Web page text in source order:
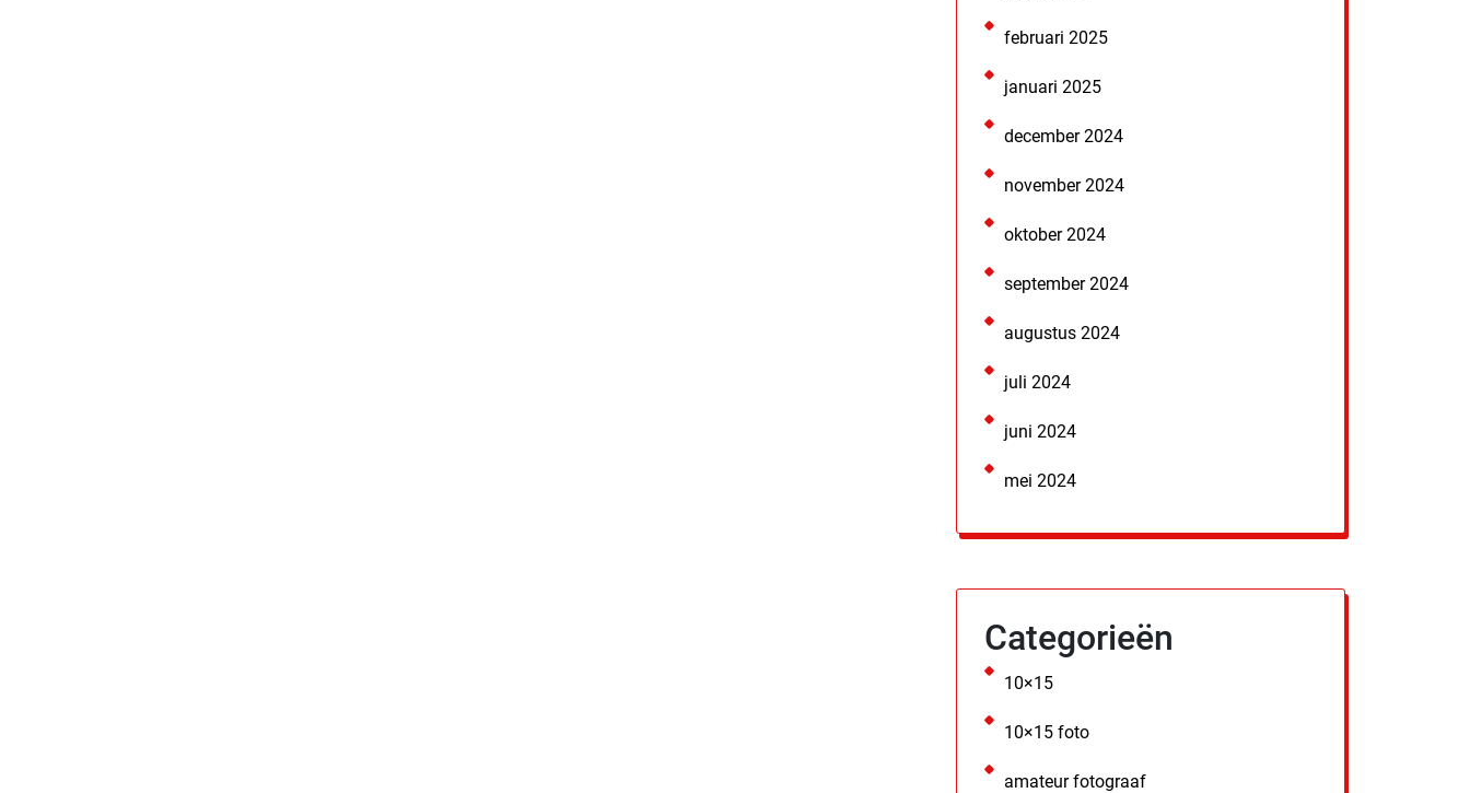
februari 2025
januari 2025
december 2024
november 2024
oktober 2024
september 2024
augustus 2024
juli 2024
juni 2024
mei 2024
Categorieën
10×15
10×15 foto
amateur fotograaf